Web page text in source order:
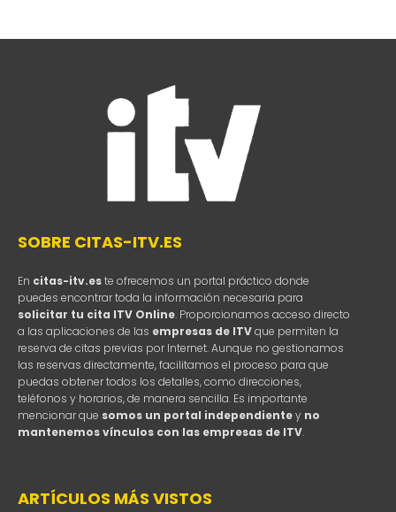
SOBRE CITAS-ITV.ES
En citas-itv.este ofrecemos un portal práctico donde
puedes encontrar toda la información necesaria para
solicitar tu cita ITV Online. Proporcionamos acceso directo
a las aplicaciones de las empresas de ITVque permiten la
reserva de citas previas por Internet. Aunque no gestionamos
las reservas directamente, facilitamos el proceso para que
puedas obtener todos los detalles, como direcciones,
teléfonos y horarios, de manera sencilla. Es importante
mencionar que somos un portal independientey no
mantenemos vínculos con las empresas de ITV.
ARTÍCULOS MÁS VISTOS